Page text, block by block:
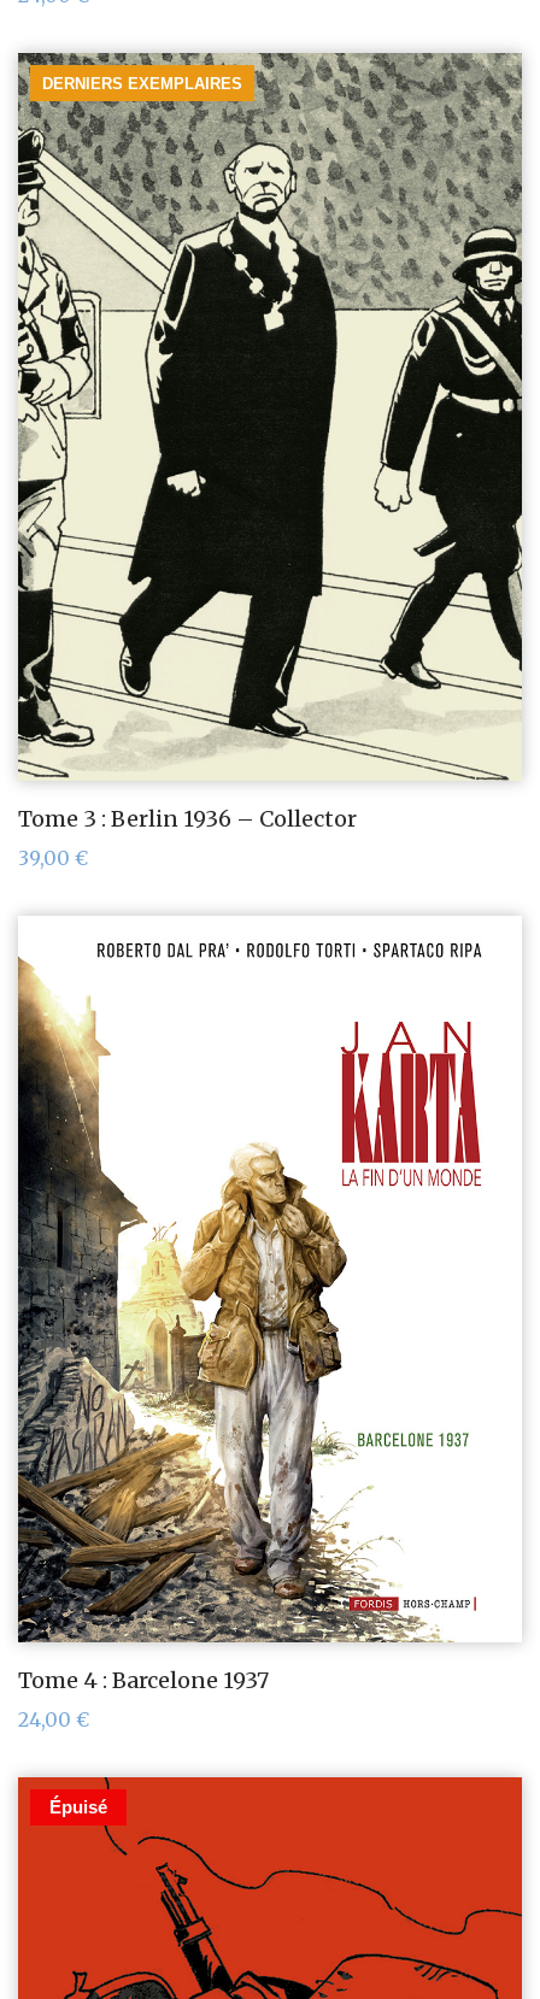
DERNIERS EXEMPLAIRES
Tome 3 : Berlin 1936 – Collector
39,00 €
Tome 4 : Barcelone 1937
24,00 €
Épuisé